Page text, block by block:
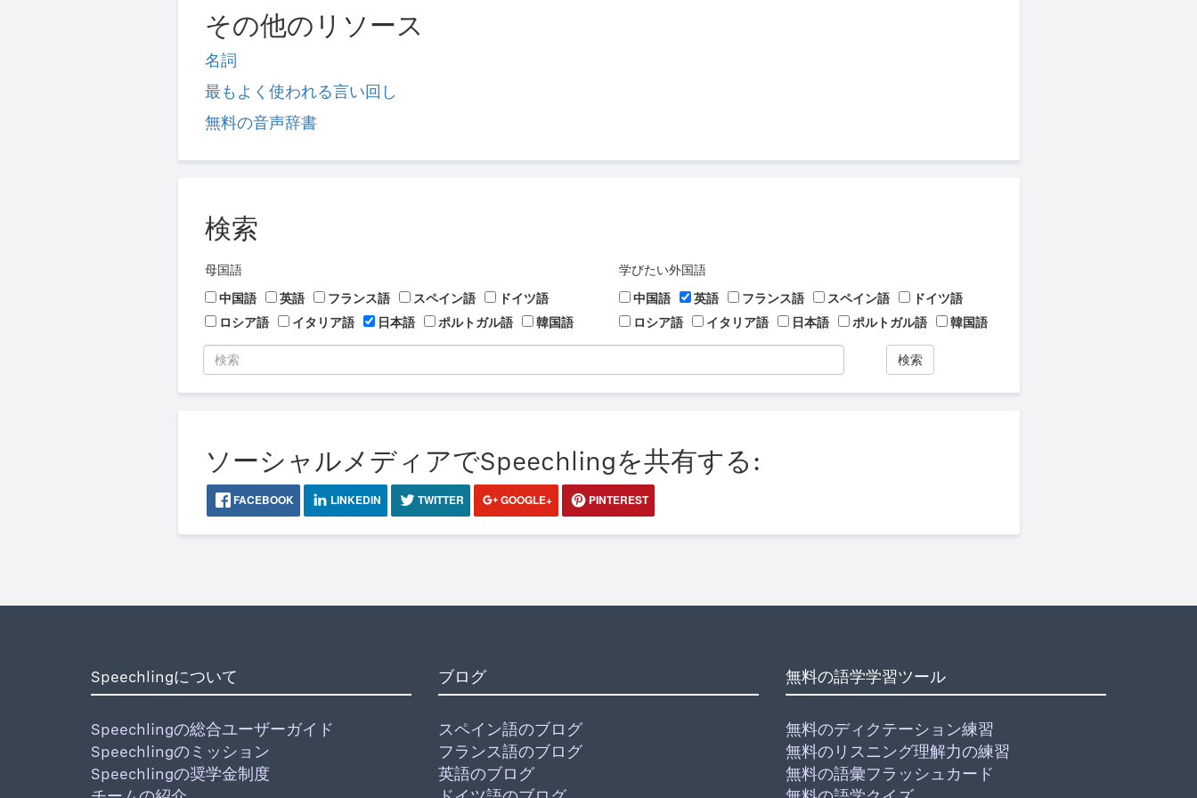
その他のリソース
名詞
最もよく使われる言い回し
無料の音声辞書
検索
母国語
中国語
英語 フランス語 スペイン語
ドイツ語
ロシア語
イタリア語 日本語 ポルトガル語 韓国語
学びたい外国語
中国語
英語 フランス語 スペイン語
ドイツ語
ロシア語
イタリア語 日本語 ポルトガル語 韓国語
検索
ソーシャルメディアでSpeechlingを共有する:
FACEBOOK LINKEDIN TWITTER GOOGLE+ PINTEREST
Speechlingについて
Speechlingの総合ユーザーガイド
Speechlingのミッション
Speechlingの奨学金制度
ブログ
スペイン語のブログ
フランス語のブログ
英語のブログ
無料の語学学習ツール
無料のディクテーション練習
無料のリスニング理解力の練習
無料の語彙フラッシュカード